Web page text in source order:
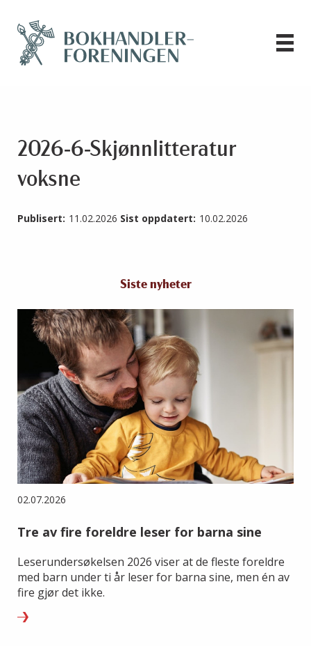
2026-6-Skjønnlitteratur
voksne
Publisert: 11.02.2026 Sist oppdatert: 10.02.2026
Siste nyheter
02.07.2026
Tre av fire foreldre leser for barna sine
Leserundersøkelsen 2026 viser at de fleste foreldre
med barn under ti år leser for barna sine, men én av
fire gjør det ikke.